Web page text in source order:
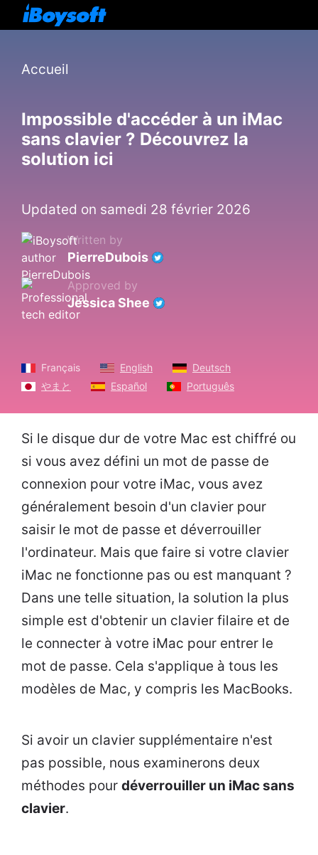
Accueil
Impossible d'accéder à un iMac
sans clavier ? Découvrez la
solution ici
Updated on samedi 28 février 2026
Written by
PierreDubois
Approved by
Jessica Shee
Français English
Deutsch
やまと
Español Português
Si le disque dur de votre Mac est chiffré ou
si vous avez défini un mot de passe de
connexion pour votre iMac, vous avez
généralement besoin d'un clavier pour
saisir le mot de passe et déverrouiller
l'ordinateur. Mais que faire si votre clavier
iMac ne fonctionne pas ou est manquant ?
Dans une telle situation, la solution la plus
simple est d'obtenir un clavier filaire et de
le connecter à votre iMac pour entrer le
mot de passe. Cela s'applique à tous les
modèles de Mac, y compris les MacBooks.
Si avoir un clavier supplémentaire n'est
pas possible, nous examinerons deux
méthodes pour déverrouiller un iMac sans
clavier.